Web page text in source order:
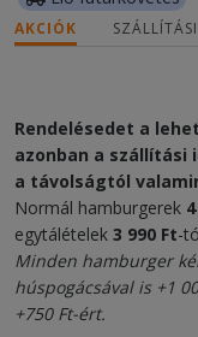
AKCIÓK
Rendelésedet a
azonban a
a távolságtól
Normál hamburgerek
egytálételek 3 990 Ft-
Minden hamburger
húspogácsávalis +1
+750 Ft-ért.